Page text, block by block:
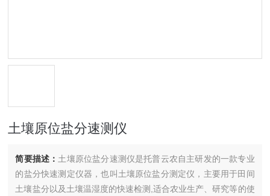
土壤原位盐分速测仪
简要描述： 土壤原位盐分速测仪是托普云农自主研发的一款专业
的盐分快速测定仪器，也叫土壤原位盐分测定仪，主要用于田间
土壤盐分以及土壤温湿度的快速检测,适合农业生产、研究等的使